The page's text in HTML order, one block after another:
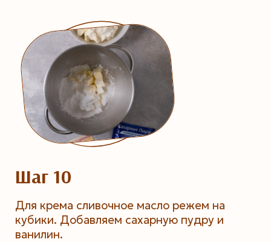
Шаг 10
Для крема сливочное масло режем на
кубики. Добавляем сахарную пудру и
ванилин.